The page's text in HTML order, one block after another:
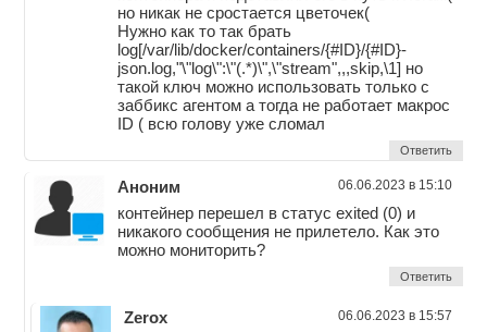
но никак не сростается цветочек(
Нужно как то так брать
log[/var/lib/docker/containers/{#ID}/{#ID}-
json.log,"\"log\":\"(.*)\",\"stream",,,skip,\1] но
такой ключ можно использовать только с
заббикс агентом а тогда не работает макрос
ID ( всю голову уже сломал
Ответить
Аноним 06.06.2023 в 15:10
контейнер перешел в статус exited (0) и
никакого сообщения не прилетело. Как это
можно мониторить?
Ответить
Zerox 06.06.2023 в 15:57